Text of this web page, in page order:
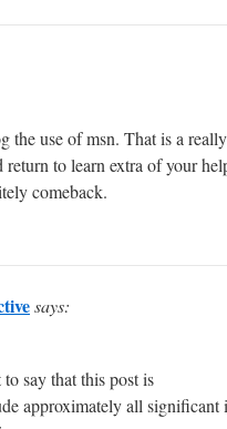
the use of msn. That is a
to learn extra of your
comeback.
says:
say that this post is
approximately all significant